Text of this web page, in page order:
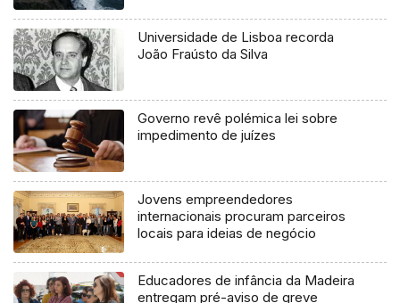
Universidade de Lisboa recorda
João Fraústo da Silva
Governo revê polémica lei sobre
impedimento de juízes
Jovens empreendedores
internacionais procuram parceiros
locais para ideias de negócio
Educadores de infância da Madeira
entregam pré-aviso de greve